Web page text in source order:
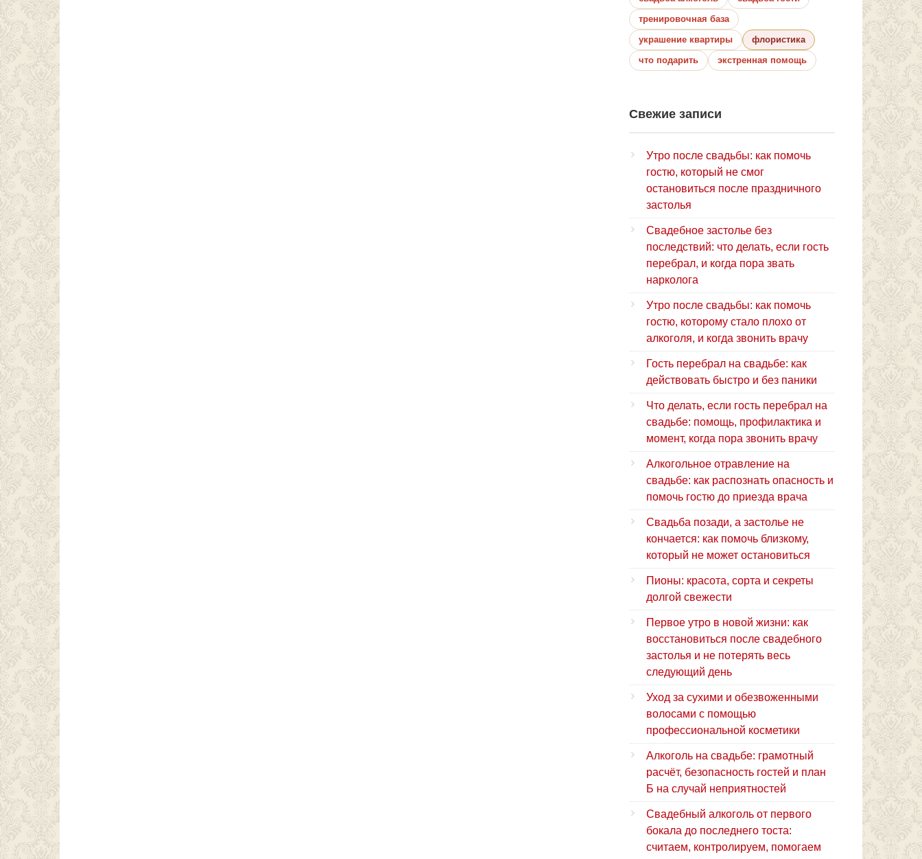
тренировочная база
украшение квартиры
флористика
что подарить
экстренная помощь
Свежие записи
Утро после свадьбы: как помочь
гостю, который не смог
остановиться после праздничного
застолья
Свадебное застолье без
последствий: что делать, если гость
перебрал, и когда пора звать
нарколога
Утро после свадьбы: как помочь
гостю, которому стало плохо от
алкоголя, и когда звонить врачу
Гость перебрал на свадьбе: как
действовать быстро и без паники
Что делать, если гость перебрал на
свадьбе: помощь, профилактика и
момент, когда пора звонить врачу
Алкогольное отравление на
свадьбе: как распознать опасность и
помочь гостю до приезда врача
Свадьба позади, а застолье не
кончается: как помочь близкому,
который не может остановиться
Пионы: красота, сорта и секреты
долгой свежести
Первое утро в новой жизни: как
восстановиться после свадебного
застолья и не потерять весь
следующий день
Уход за сухими и обезвоженными
волосами с помощью
профессиональной косметики
Алкоголь на свадьбе: грамотный
расчёт, безопасность гостей и план
Б на случай неприятностей
Свадебный алкоголь от первого
бокала до последнего тоста:
считаем, контролируем, помогаем